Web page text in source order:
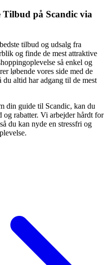
Tilbud på Scandic via
tilbud og udsalg fra
og finde de mest attraktive
så enkel og
løbende vores side med de
du altid har adgang til de mest
din guide til Scandic, kan du
og rabatter. Vi arbejder hårdt for
du kan nyde en stressfri og